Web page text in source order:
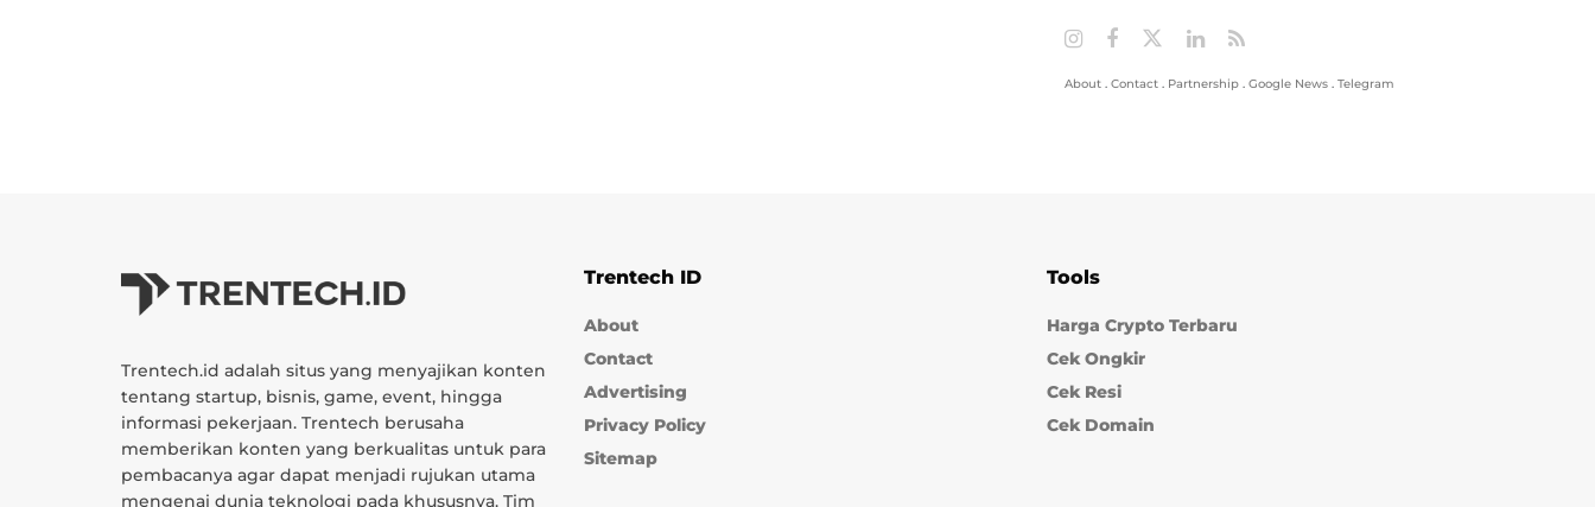
About . Contact . Partnership . Google News . Telegram
Trentech.id adalah situs yang menyajikan konten
tentang startup, bisnis, game, event, hingga
informasi pekerjaan. Trentech berusaha
memberikan konten yang berkualitas untuk para
pembacanya agar dapat menjadi rujukan utama
mengenai dunia teknologi pada khususnya. Tim
Trentech ID
About
Contact
Advertising
Privacy Policy
Sitemap
Tools
Harga Crypto Terbaru
Cek Ongkir
Cek Resi
Cek Domain